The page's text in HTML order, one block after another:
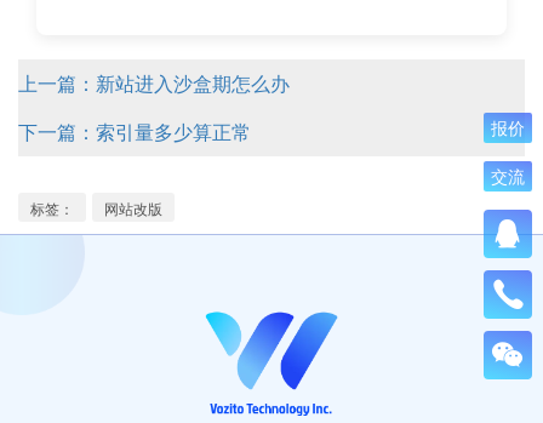
上一篇：新站进入沙盒期怎么办
下一篇：索引量多少算正常
标签： 网站改版
报价
交流